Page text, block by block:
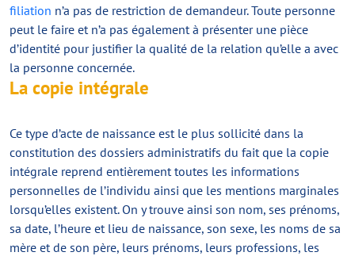
filiation n’a pas de restriction de demandeur. Toute personne
peut le faire et n’a pas également à présenter une pièce
d’identité pour justifier la qualité de la relation qu’elle a avec
la personne concernée.
La copie intégrale
Ce type d’acte de naissance est le plus sollicité dans la
constitution des dossiers administratifs du fait que la copie
intégrale reprend entièrement toutes les informations
personnelles de l’individu ainsi que les mentions marginales
lorsqu’elles existent. On y trouve ainsi son nom, ses prénoms,
sa date, l’heure et lieu de naissance, son sexe, les noms de sa
mère et de son père, leurs prénoms, leurs professions, les